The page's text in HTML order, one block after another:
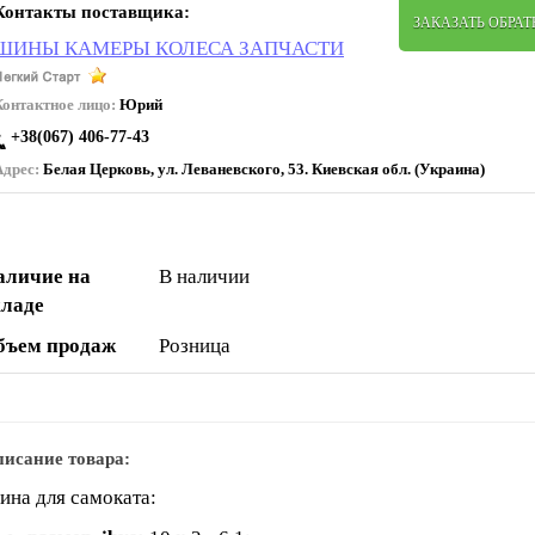
поставщика:
КАМЕРЫ КОЛЕСА ЗАПЧАСТИ
лицо: Юрий
+38(067) 406-77-43
Белая Церковь, ул. Леваневского, 53. Киевская обл. (Украина)
ЗАКАЗАТЬ
на
В наличии
продаж Розница
товара:
для самоката: